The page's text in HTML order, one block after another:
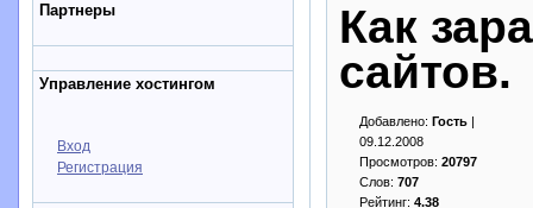
Партнеры
Управление хостингом
Вход
Регистрация
Как
сайтов.
Добавлено: Гость |
09.12.2008
Просмотров: 20797
Слов: 707
Рейтинг: 4.38